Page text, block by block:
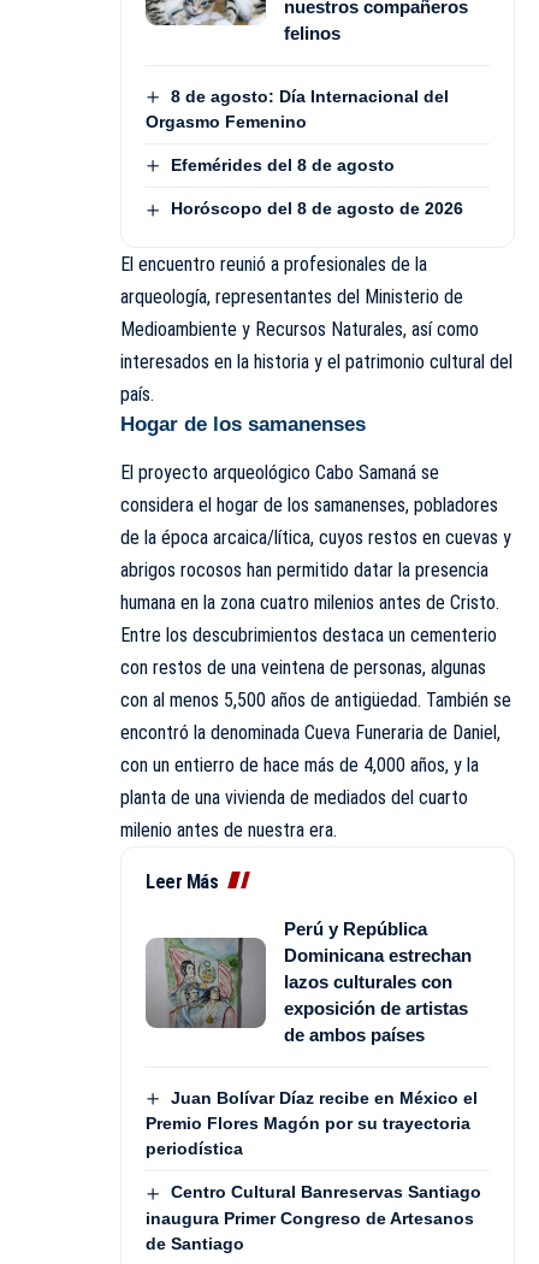
nuestros compañeros
felinos
8 de agosto: Día Internacional del
Orgasmo Femenino
Efemérides del 8 de agosto
Horóscopo del 8 de agosto de 2026
El encuentro reunió a profesionales de la
arqueología, representantes del Ministerio de
Medioambiente y Recursos Naturales, así como
interesados en la historia y el patrimonio cultural del
país.
Hogar de los samanenses
El proyecto arqueológico Cabo Samaná se
considera el hogar de los samanenses, pobladores
de la época arcaica/lítica, cuyos restos en cuevas y
abrigos rocosos han permitido datar la presencia
humana en la zona cuatro milenios antes de Cristo.
Entre los descubrimientos destaca un cementerio
con restos de una veintena de personas, algunas
con al menos 5,500 años de antigüedad. También se
encontró la denominada Cueva Funeraria de Daniel,
con un entierro de hace más de 4,000 años, y la
planta de una vivienda de mediados del cuarto
milenio antes de nuestra era.
Leer Más
Perú y República
Dominicana estrechan
lazos culturales con
exposición de artistas
de ambos países
Juan Bolívar Díaz recibe en México el
Premio Flores Magón por su trayectoria
periodística
Centro Cultural Banreservas Santiago
inaugura Primer Congreso de Artesanos
de Santiago